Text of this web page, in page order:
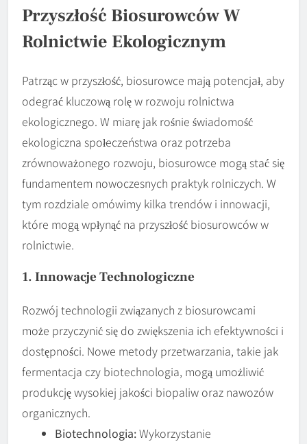
Przyszłość Biosurowców W
Rolnictwie Ekologicznym
Patrząc w przyszłość, biosurowce mają potencjał, aby
odegrać kluczową rolę w rozwoju rolnictwa
ekologicznego. W miarę jak rośnie świadomość
ekologiczna społeczeństwa oraz potrzeba
zrównoważonego rozwoju, biosurowce mogą stać się
fundamentem nowoczesnych praktyk rolniczych. W
tym rozdziale omówimy kilka trendów i innowacji,
które mogą wpłynąć na przyszłość biosurowców w
rolnictwie.
1. Innowacje Technologiczne
Rozwój technologii związanych z biosurowcami
może przyczynić się do zwiększenia ich efektywności i
dostępności. Nowe metody przetwarzania, takie jak
fermentacja czy biotechnologia, mogą umożliwić
produkcję wysokiej jakości biopaliw oraz nawozów
organicznych.
Biotechnologia:Wykorzystanie